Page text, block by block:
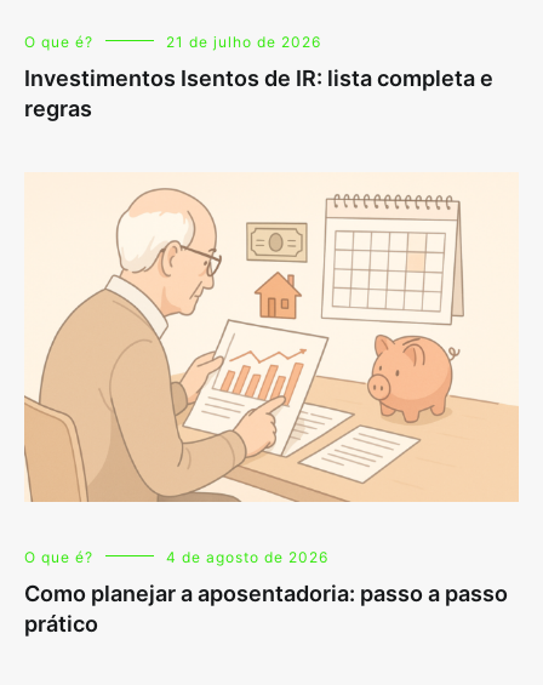
O que é? 21 de julho de 2026
Investimentos Isentos de IR: lista completa e
regras
O que é? 4 de agosto de 2026
Como planejar a aposentadoria: passo a passo
prático